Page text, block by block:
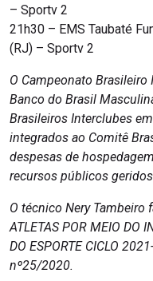
– Sportv 2
21h30 – EMS Taubaté
(RJ) – Sportv 2
O Campeonato
Banco do Brasil
Brasileiros Interclubes
integrados ao Comitê
despesas de
recursos públicos
O técnico Nery Tambeiro
ATLETAS POR MEIO DO
DO ESPORTE CICLO
nº25/2020.